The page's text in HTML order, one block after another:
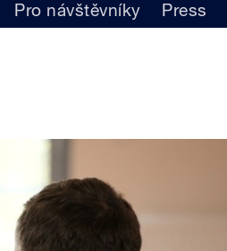
Pro návštěvníky Press